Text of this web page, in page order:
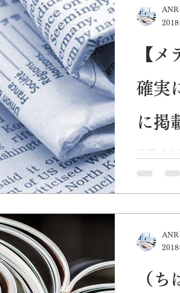
【
確実
に掲
日経ビジ
ANR
2018
（
ANR
2018